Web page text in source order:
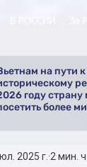
на пути к
году страну
более
2025 г. 2 мин.